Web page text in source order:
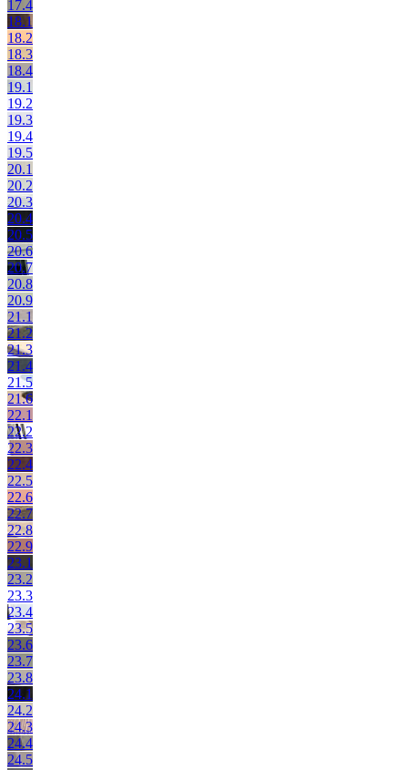
17.4
18.1
18.2
18.3
18.4
19.1
19.2
19.3
19.4
19.5
20.1
20.2
20.3
20.4
20.5
20.6
20.7
20.8
20.9
21.1
21.2
21.3
21.4
21.5
21.6
22.1
22.2
22.3
22.4
22.5
22.6
22.7
22.8
22.9
23.1
23.2
23.3
23.4
23.5
23.6
23.7
23.8
24.1
24.2
24.3
24.4
24.5